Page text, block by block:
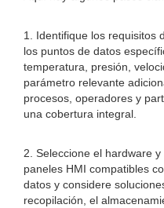
1. Identifique los requisitos
los puntos de datos
temperatura, presión,
parámetro relevante
procesos, operadores y
una cobertura integral.
2. Seleccione el hardware
paneles HMI compatibles
datos y considere
recopilación, el